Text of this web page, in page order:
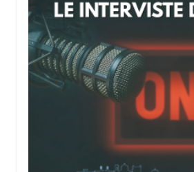
un’esperienza di volontariato: è
costruire relazioni attraverso il
universale capace di unire
Condividi:
X
E-mail